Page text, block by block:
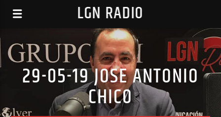
LGN RADIO
29-05-19 JOSE ANTONIO
CHICO